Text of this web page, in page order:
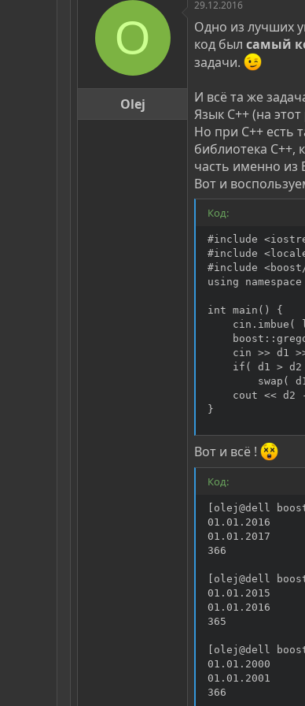
и
и
:
O
Olej
29.12.2016
Одно из лучших
код был самый
задачи.
И всё та же
Язык C++ (на этот
Но при C++ есть
библиотека
часть именно из
Вот и
Код:
#include
#include
#include
using
int main() {
cin.imbue(
cin >> d1
if( d1 > d2
swap(
cout << d2
}
Вот и всё !
Код:
[olej@dell
01.01.2016
01.01.2017
366
[olej@dell
01.01.2015
01.01.2016
365
[olej@dell
01.01.2000
01.01.2001
366